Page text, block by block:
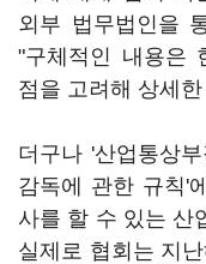
외부 법무법인을
"구체적인 내용은
점을 고려해 상세
더구나 '산업통상
감독에 관한 규칙'
사를 할 수 있는 산
실제로 협회는 지